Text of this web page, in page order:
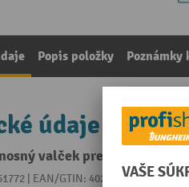
Popis položky Poznámky
údaje
nosný valček pre valčekové
| EAN/GTIN: 4021885111274Z